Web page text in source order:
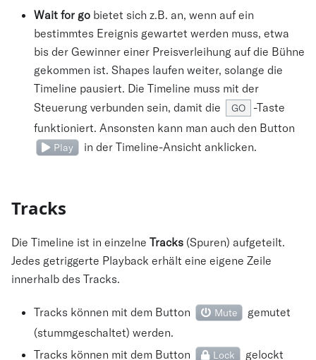
Wait for go bietet sich z.B. an, wenn auf ein
bestimmtes Ereignis gewartet werden muss, etwa
bis der Gewinner einer Preisverleihung auf die Bühne
gekommen ist. Shapes laufen weiter, solange die
Timeline pausiert. Die Timeline muss mit der
Steuerung verbunden sein, damit die
GO
-Taste
funktioniert. Ansonsten kann man auch den Button
Play in der Timeline-Ansicht anklicken.
Tracks
Die Timeline ist in einzelne Tracks (Spuren) aufgeteilt.
Jedes getriggerte Playback erhält eine eigene Zeile
innerhalb des Tracks.
Tracks können mit dem Button Mute
gemutet
(stummgeschaltet) werden.
Tracks können mit dem Button
Lock
gelockt